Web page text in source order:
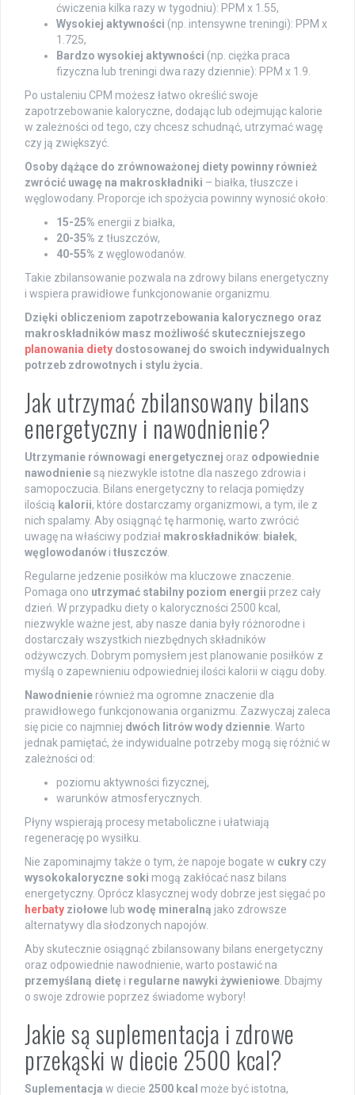
ćwiczenia kilka razy w tygodniu): PPM x 1.55,
Wysokiej aktywności (np. intensywne treningi): PPM x
1.725,
Bardzo wysokiej aktywności (np. ciężka praca
fizyczna lub treningi dwa razy dziennie): PPM x 1.9.
Po ustaleniu CPM możesz łatwo określić swoje
zapotrzebowanie kaloryczne, dodając lub odejmując kalorie
w zależności od tego, czy chcesz schudnąć, utrzymać wagę
czy ją zwiększyć.
Osoby dążące do zrównoważonej diety powinny również
zwrócić uwagę na makroskładniki – białka, tłuszcze i
węglowodany. Proporcje ich spożycia powinny wynosić około:
15-25% energii z białka,
20-35% z tłuszczów,
40-55% z węglowodanów.
Takie zbilansowanie pozwala na zdrowy bilans energetyczny
i wspiera prawidłowe funkcjonowanie organizmu.
Dzięki obliczeniom zapotrzebowania kalorycznego oraz
makroskładników masz możliwość skuteczniejszego
planowania diety dostosowanej do swoich indywidualnych
potrzeb zdrowotnych i stylu życia.
Jak utrzymać zbilansowany bilans
energetyczny i nawodnienie?
Utrzymanie równowagi energetycznej oraz odpowiednie
nawodnieniesą niezwykle istotne dla naszego zdrowia i
samopoczucia. Bilans energetyczny to relacja pomiędzy
ilością kalorii, które dostarczamy organizmowi, a tym, ile z
nich spalamy. Aby osiągnąć tę harmonię, warto zwrócić
uwagę na właściwy podział makroskładników: białek,
węglowodanów i tłuszczów.
Regularne jedzenie posiłków ma kluczowe znaczenie.
Pomaga ono utrzymać stabilny poziom energii przez cały
dzień. W przypadku diety o kaloryczności 2500 kcal,
niezwykle ważne jest, aby nasze dania były różnorodne i
dostarczały wszystkich niezbędnych składników
odżywczych. Dobrym pomysłem jest planowanie posiłków z
myślą o zapewnieniu odpowiedniej ilości kalorii w ciągu doby.
Nawodnienie również ma ogromne znaczenie dla
prawidłowego funkcjonowania organizmu. Zazwyczaj zaleca
się picie co najmniej dwóch litrów wody dziennie. Warto
jednak pamiętać, że indywidualne potrzeby mogą się różnić w
zależności od:
poziomu aktywności fizycznej,
warunków atmosferycznych.
Płyny wspierają procesy metaboliczne i ułatwiają
regenerację po wysiłku.
Nie zapominajmy także o tym, że napoje bogate w cukry czy
wysokokaloryczne soki mogą zakłócać nasz bilans
energetyczny. Oprócz klasycznej wody dobrze jest sięgać po
herbaty ziołowe lub wodę mineralną jako zdrowsze
alternatywy dla słodzonych napojów.
Aby skutecznie osiągnąć zbilansowany bilans energetyczny
oraz odpowiednie nawodnienie, warto postawić na
przemyślaną dietę i regularne nawyki żywieniowe. Dbajmy
o swoje zdrowie poprzez świadome wybory!
Jakie są suplementacja i zdrowe
przekąski w diecie 2500 kcal?
Suplementacja w diecie 2500 kcal może być istotna,